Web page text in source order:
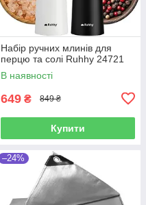
Набір ручних млинів для
перцю та солі Ruhhy 24721
В наявності
649 ₴ 849 ₴
Купити
–24%